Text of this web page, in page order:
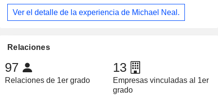
Ver el detalle de la experiencia de Michael Neal.
Relaciones
97
Relaciones de 1er grado
13
Empresas vinculadas al 1er
grado